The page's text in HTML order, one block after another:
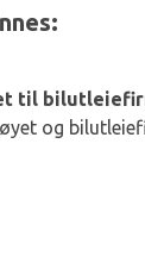
til
og